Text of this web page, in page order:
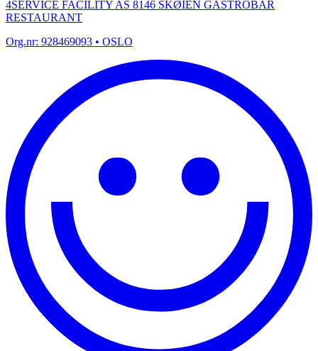
4SERVICE FACILITY AS 8146 SKØIEN GASTROBAR
RESTAURANT
Org.nr: 928469093 • OSLO